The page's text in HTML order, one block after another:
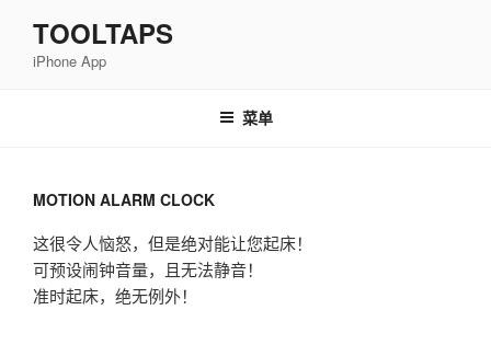
TOOLTAPS
iPhone App
菜单
MOTION ALARM CLOCK
这很令人恼怒，但是绝对能让您起床！
可预设闹钟音量，且无法静音！
准时起床，绝无例外！